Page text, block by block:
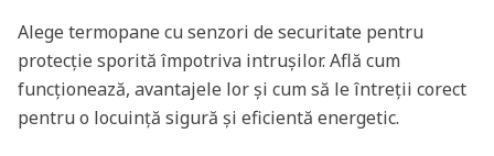
Alege termopane cu senzori de securitate pentru
protecție sporită împotriva intrușilor. Află cum
funcționează, avantajele lor și cum să le întreții corect
pentru o locuință sigură și eficientă energetic.